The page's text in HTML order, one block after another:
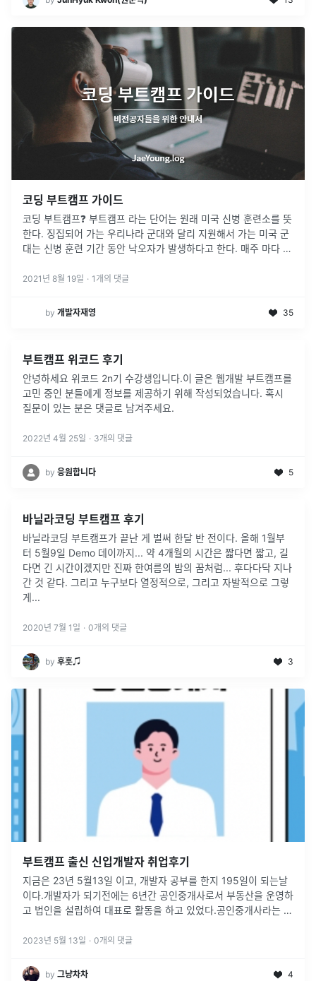
코딩 부트캠프 가이드
코딩 부트캠프❓ 부트캠프 라는 단어는 원래 미국 신병 훈련소를 뜻
한다. 징집되어 가는 우리나라 군대와 달리 지원해서 가는 미국 군
대는 신병 훈련 기간 동안 낙오자가 발생하다고 한다. 매주 마다 특
다. 단기...
2021년 8월 19일 · 1 개의 댓글
by 개발자재영 35
부트캠프 위코드 후기
안녕하세요 위코드 2n기 수강생입니다.이 글은 웹개발 부트캠프를
고민 중인 분들에게 정보를 제공하기 위해 작성되었습니다. 혹시
질문이 있는 분은 댓글로 남겨주세요.
2022년 4월 25일 · 3개의 댓글
by 응원합니다 5
바닐라코딩 부트캠프 후기
바닐라코딩 부트캠프가 끝난 게 벌써 한달 반 전이다. 올해 1월부
터 5월9일 Demo 데이까지... 약 4개월의 시간은 짧다면 짧고, 길
다면 긴 시간이겠지만 진짜 한여름의 밤의 꿈처럼... 후다다닥 지나
간 것 같다. 그리고 누구보다 열정적으로, 그리고 자발적으로 그렇
게...
2020년 7월 1일 · 0개의 댓글
by 후훗♫ 3
부트캠프 출신 신입개발자 취업후기
지금은 23년 5월13일 이고, 개발자 공부를 한지 195일이 되는날
이다.개발자가 되기전에는 6년간 공인중개사로서 부동산을 운영하
고 법인을 설립하여 대표로 활동을 하고 있었다.공인중개사라는 직
제, 기타...
2023년 5월 13일 · 0개의 댓글
by 그냥차차 4